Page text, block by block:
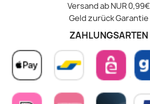
Versand ab NUR 0,99€
Geld zurück Garantie
ZAHLUNGSARTEN